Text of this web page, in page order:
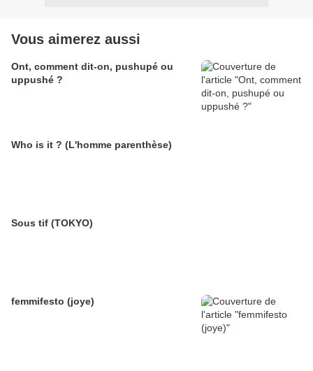
Vous aimerez aussi
Ont, comment dit-on, pushupé ou
uppushé ?
Who is it ? (L'homme parenthèse)
Sous tif (TOKYO)
femmifesto (joye)